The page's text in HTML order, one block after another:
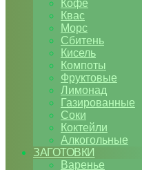
Кофе
Квас
Морс
Сбитень
Кисель
Компоты
Фруктовые
Лимонад
Газированные
Соки
Коктейли
Алкогольные
ЗАГОТОВКИ
Варенье